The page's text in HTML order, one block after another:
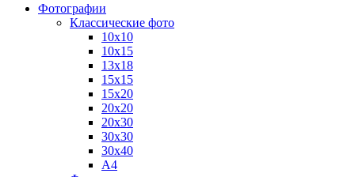
Фотографии
Классические фото
10х10
10х15
13х18
15х15
15х20
20х20
20х30
30х30
30х40
А4